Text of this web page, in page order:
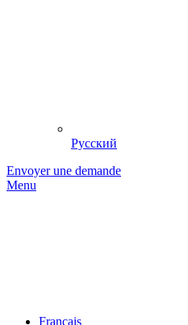
Русский
Envoyer une demande
Menu
Français